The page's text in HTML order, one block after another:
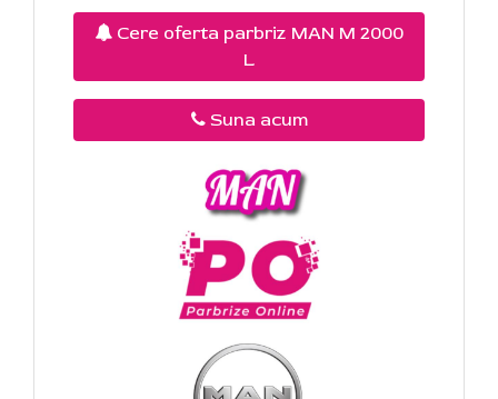
Cere oferta parbriz MAN M 2000
L
Suna acum